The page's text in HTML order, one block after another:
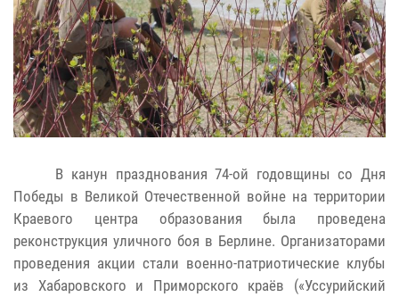
В канун празднования 74-ой годовщины со Дня
Победы в Великой Отечественной войне на территории
Краевого центра образования была проведена
реконструкция уличного боя в Берлине. Организаторами
проведения акции стали военно-патриотические клубы
из Хабаровского и Приморского краёв («Уссурийский